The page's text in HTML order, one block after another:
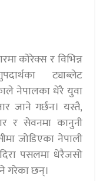
कोरेक्स र विभिन्न
ट्याब्लेट
नेपालका धेरै युवा
जाने गर्छन। यस्तै,
र सेवनमा कानुनी
जोडिएका नेपाली
पसलमा धेरैजसो
गरेका छन्।